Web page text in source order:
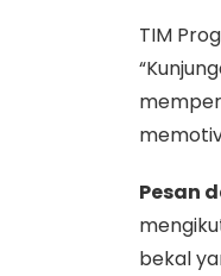
TIM
Pesan
bekal